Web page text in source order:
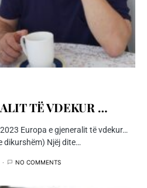
TË VDEKUR …
Europa e gjeneralit të vdekur…
dikurshëm) Njëj dite…
NO COMMENTS